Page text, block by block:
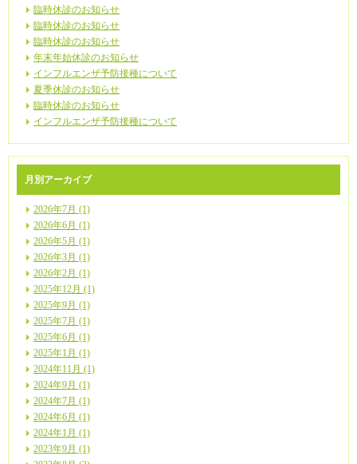
臨時休診のお知らせ
臨時休診のお知らせ
臨時休診のお知らせ
年末年始休診のお知らせ
インフルエンザ予防接種について
夏季休診のお知らせ
臨時休診のお知らせ
インフルエンザ予防接種について
月別アーカイブ
2026年7月 (1)
2026年6月 (1)
2026年5月 (1)
2026年3月 (1)
2026年2月 (1)
2025年12月 (1)
2025年9月 (1)
2025年7月 (1)
2025年6月 (1)
2025年1月 (1)
2024年11月 (1)
2024年9月 (1)
2024年7月 (1)
2024年6月 (1)
2024年1月 (1)
2023年9月 (1)